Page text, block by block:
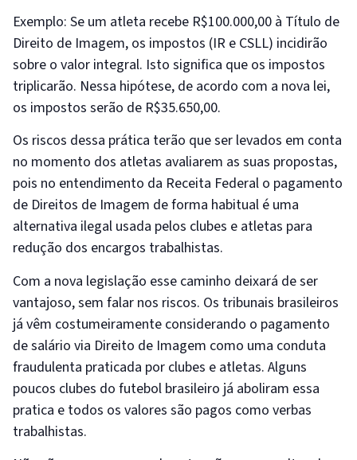
Exemplo: Se um atleta recebe R$100.000,00 à Tí­tulo de
Direito de Imagem, os impostos (IR e CSLL) incidirão
sobre o valor integral. Isto significa que os impostos
triplicarão. Nessa hipótese, de acordo com a nova lei,
os impostos serão de R$35.650,00.
Os riscos dessa prática terão que ser levados em conta
no momento dos atletas avaliarem as suas propostas,
pois no entendimento da Receita Federal o pagamento
de Direitos de Imagem de forma habitual é uma
alternativa ilegal usada pelos clubes e atletas para
redução dos encargos trabalhistas.
Com a nova legislação esse caminho deixará de ser
vantajoso, sem falar nos riscos. Os tribunais brasileiros
já vêm costumeiramente considerando o pagamento
de salário via Direito de Imagem como uma conduta
fraudulenta praticada por clubes e atletas. Alguns
poucos clubes do futebol brasileiro já aboliram essa
pratica e todos os valores são pagos como verbas
trabalhistas.